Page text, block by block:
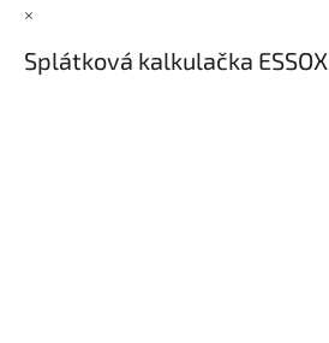
×
Splátková kalkulačka ESSOX